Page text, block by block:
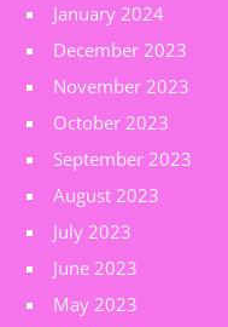
January 2024
December 2023
November 2023
October 2023
September 2023
August 2023
July 2023
June 2023
May 2023